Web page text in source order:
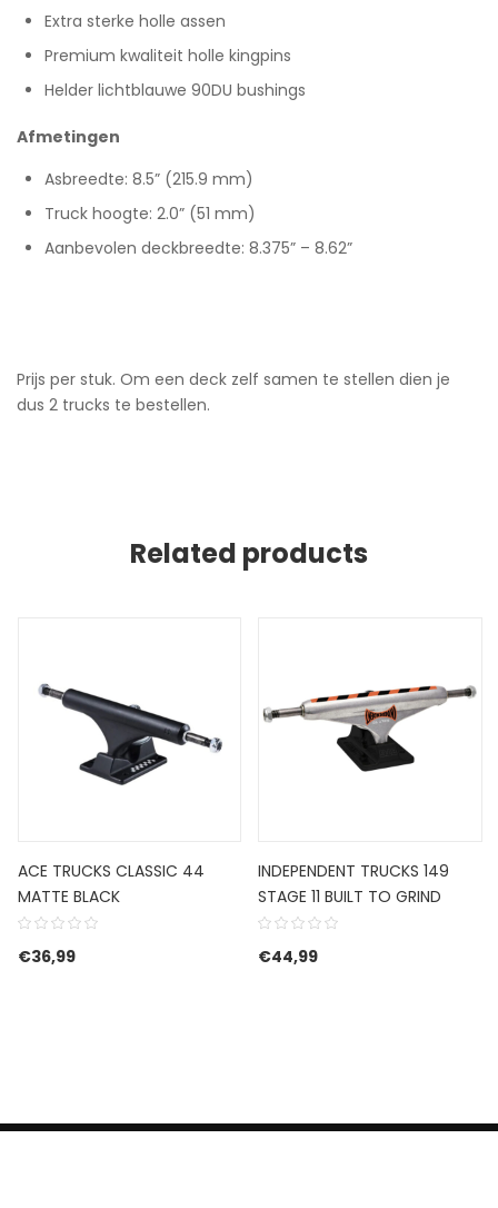
Extra sterke holle assen
Premium kwaliteit holle kingpins
Helder lichtblauwe 90DU bushings
Afmetingen
Asbreedte: 8.5” (215.9 mm)
Truck hoogte: 2.0” (51 mm)
Aanbevolen deckbreedte: 8.375” – 8.62”
Prijs per stuk. Om een deck zelf samen te stellen dien je
dus 2 trucks te bestellen.
Related products
ACE TRUCKS CLASSIC 44
MATTE BLACK
€36,99
INDEPENDENT TRUCKS 149
STAGE 11 BUILT TO GRIND
€44,99